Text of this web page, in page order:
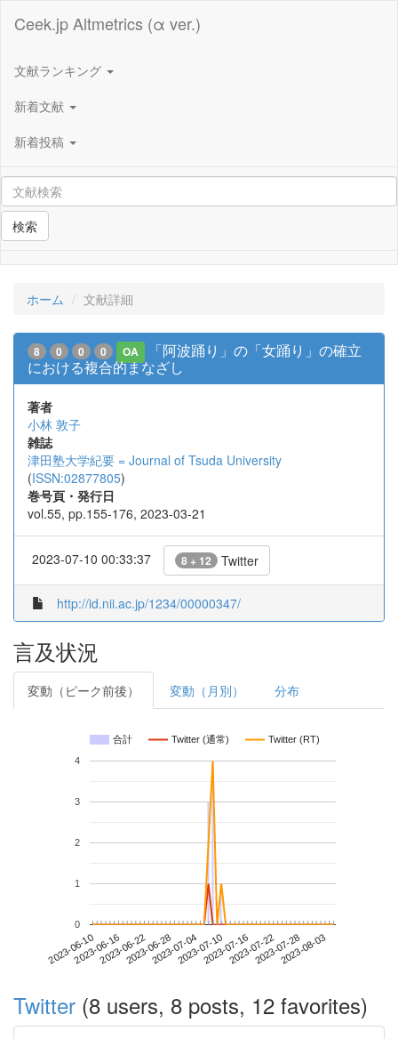
Ceek.jp Altmetrics (α ver.)
文献ランキング
新着文献
新着投稿
検索
ホーム 文献詳細
8 0 0 0 OA
「阿波踊り」の「女踊り」の確立
における複合的まなざし
著者
小林 敦子
雑誌
津田塾大学紀要 = Journal of Tsuda University
(ISSN:02877805)
巻号頁・発行日
vol.55, pp.155-176, 2023-03-21
2023-07-10 00:33:37 8 + 12 Twitter
http://id.nii.ac.jp/1234/00000347/
言及状況
変動（ピーク前後） 変動（月別） 分布
合計 Twitter (通常) Twitter (RT)
2023-06-102023-06-162023-06-222023-06-282023-07-042023-07-102023-07-162023-07-222023-07-282023-08-03
0
1
2
3
4
Twitter (8 users, 8 posts, 12 favorites)